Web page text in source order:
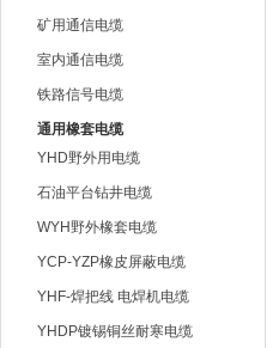
矿用通信电缆
室内通信电缆
铁路信号电缆
通用橡套电缆
YHD野外用电缆
石油平台钻井电缆
WYH野外橡套电缆
YCP-YZP橡皮屏蔽电缆
YHF-焊把线 电焊机电缆
YHDP镀锡铜丝耐寒电缆